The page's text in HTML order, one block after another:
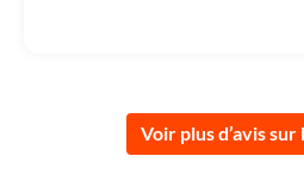
Voir plus d’avis